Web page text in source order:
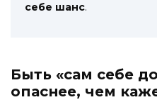
себе шанс.
Быть «сам себе
опаснее, чем